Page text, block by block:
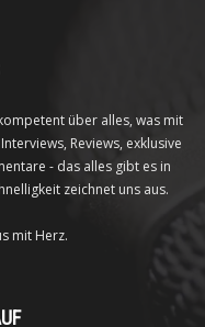
über alles, was mit
Reviews, exklusive
- das alles gibt es in
zeichnet uns aus.
mit Herz.